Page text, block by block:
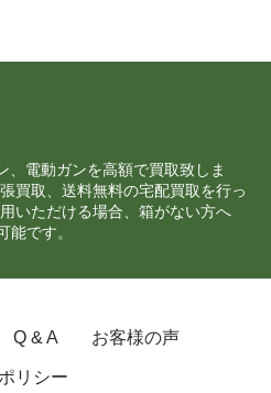
、電動ガンを高額で買取致しま
買取、送料無料の宅配買取を行っ
いただける場合、箱がない方へ
能です。
Q & A お客様の声
リシー